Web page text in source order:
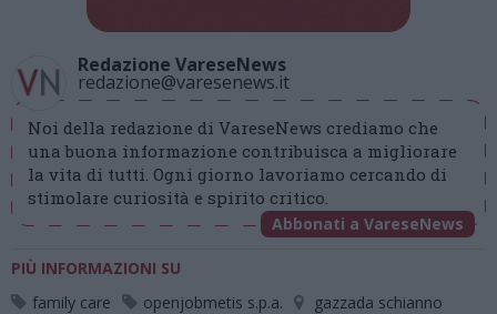
Redazione VareseNews
redazione@varesenews.it
Noi della redazione di VareseNews crediamo che
una buona informazione contribuisca a migliorare
la vita di tutti. Ogni giorno lavoriamo cercando di
stimolare curiosità e spirito critico.
Abbonati a VareseNews
PIÙ INFORMAZIONI SU
family care
openjobmetis s.p.a.
gazzada schianno